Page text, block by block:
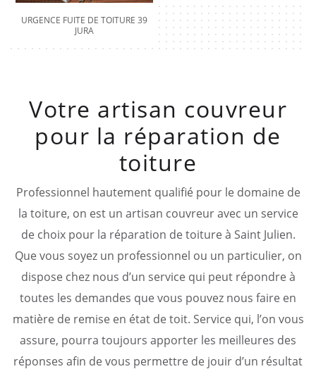
URGENCE FUITE DE TOITURE 39
JURA
Votre artisan couvreur
pour la réparation de
toiture
Professionnel hautement qualifié pour le domaine de
la toiture, on est un artisan couvreur avec un service
de choix pour la réparation de toiture à Saint Julien.
Que vous soyez un professionnel ou un particulier, on
dispose chez nous d’un service qui peut répondre à
toutes les demandes que vous pouvez nous faire en
matière de remise en état de toit. Service qui, l’on vous
assure, pourra toujours apporter les meilleures des
réponses afin de vous permettre de jouir d’un résultat